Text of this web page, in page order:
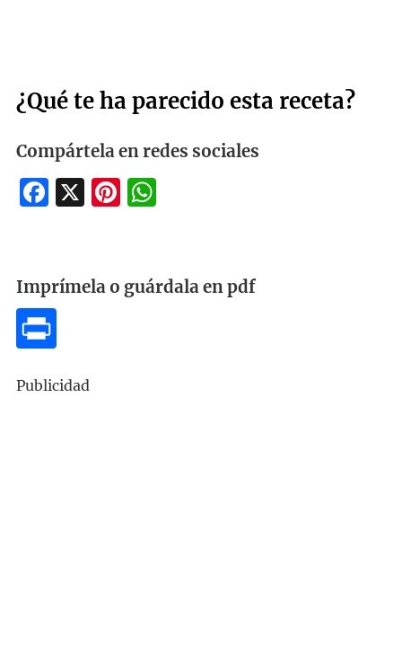
¿Qué te ha parecido esta receta?
Compártela en redes sociales
Facebook
X Pinterest
WhatsApp
Imprímela o guárdala en pdf
Publicidad